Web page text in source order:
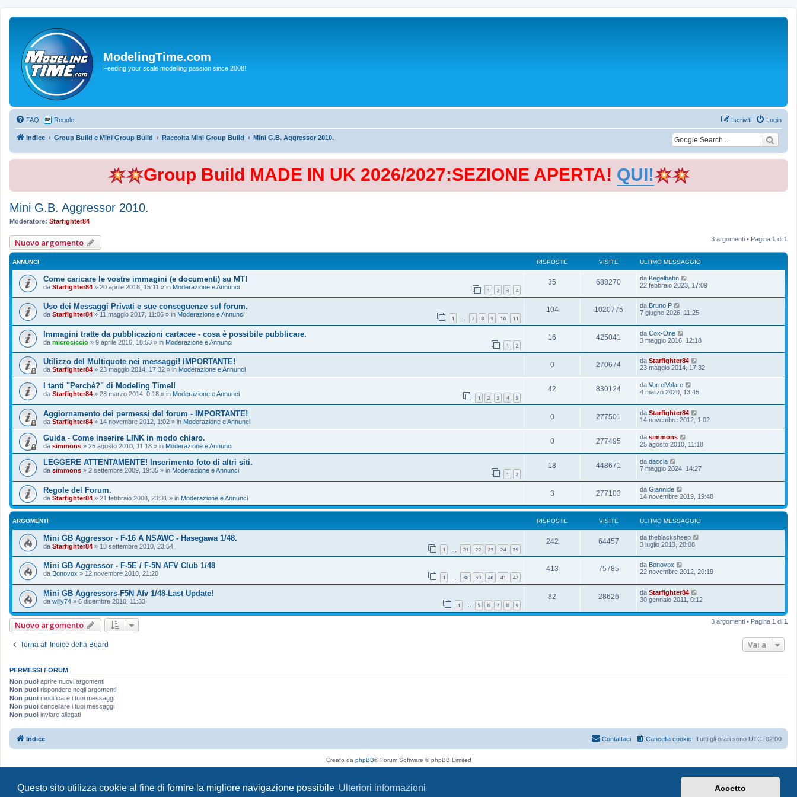
Questo sito utilizza cookie al fine di fornire la migliore navigazione possibile Ulteriori informazioni Accetto
ModelingTime.com
Feeding your scale modelling passion since 2008!
FAQ Regole Login
Iscriviti
Indice Group Build e Mini Group Build Raccolta Mini Group Build Mini G.B. Aggressor 2010.
Group Build MADE IN UK 2026/2027:SEZIONE APERTA! QUI!
Mini G.B. Aggressor 2010.
Moderatore: Starfighter84
Nuovo argomento 3 argomenti • Pagina 1 di 1
ANNUNCI RISPOSTE VISITE ULTIMO MESSAGGIO
Come caricare le vostre immagini (e documenti) su MT!
da Starfighter84 » 20 aprile 2018, 15:11 » in Moderazione e Annunci 1 2 3 4
35 688270 da Kegelbahn
22 febbraio 2023, 17:09
Uso dei Messaggi Privati e sue conseguenze sul forum.
da Starfighter84 » 11 maggio 2017, 11:06 » in Moderazione e Annunci 1 … 7 8 9 10 11
104 1020775 da Bruno P
7 giugno 2026, 11:25
Immagini tratte da pubblicazioni cartacee - cosa è possibile pubblicare.
da microciccio » 9 aprile 2016, 18:53 » in Moderazione e Annunci 1 2
16 425041 da Cox-One
3 maggio 2016, 12:18
Utilizzo del Multiquote nei messaggi! IMPORTANTE!
da Starfighter84 » 23 maggio 2014, 17:32 » in Moderazione e Annunci
0 270674 da Starfighter84
23 maggio 2014, 17:32
I tanti "Perchè?" di Modeling Time!!
da Starfighter84 » 28 marzo 2014, 0:18 » in Moderazione e Annunci 1 2 3 4 5
42 830124 da VorreiVolare
4 marzo 2020, 13:45
Aggiornamento dei permessi del forum - IMPORTANTE!
da Starfighter84 » 14 novembre 2012, 1:02 » in Moderazione e Annunci
0 277501 da Starfighter84
14 novembre 2012, 1:02
Guida - Come inserire LINK in modo chiaro.
da simmons » 25 agosto 2010, 11:18 » in Moderazione e Annunci
0 277495 da simmons
25 agosto 2010, 11:18
LEGGERE ATTENTAMENTE! Inserimento foto di altri siti.
da simmons » 2 settembre 2009, 19:35 » in Moderazione e Annunci 1 2
18 448671 da daccia
7 maggio 2024, 14:27
Regole del Forum.
da Starfighter84 » 21 febbraio 2008, 23:31 » in Moderazione e Annunci
3 277103 da Giannide
14 novembre 2019, 19:48
ARGOMENTI RISPOSTE VISITE ULTIMO MESSAGGIO
Mini GB Aggressor - F-16 A NSAWC - Hasegawa 1/48.
da Starfighter84 » 18 settembre 2010, 23:54 1 21 22 23 24 25
242 64457 da theblacksheep
3 luglio 2013, 20:08
Mini GB Aggressor - F-5E / F-5N AFV Club 1/48
da Bonovox » 12 novembre 2010, 21:20 1 … 38 39 40 41 42
413 75785 da Bonovox
22 novembre 2012, 20:19
Mini GB Aggressors-F5N Afv 1/48-Last Update!
da willy74 » 6 dicembre 2010, 11:33 1 … 5 6 7 8 9
82 28626 da Starfighter84
30 gennaio 2011, 0:12
Nuovo argomento 3 argomenti • Pagina 1 di 1
Torna all’Indice della Board Vai a
PERMESSI FORUM
Non puoi aprire nuovi argomenti
Non puoi rispondere negli argomenti
Non puoi modificare i tuoi messaggi
Non puoi cancellare i tuoi messaggi
Non puoi inviare allegati
Indice Tutti gli orari sono UTC+02:00
Cancella cookie
Contattaci
Creato da phpBB® Forum Software © phpBB Limited